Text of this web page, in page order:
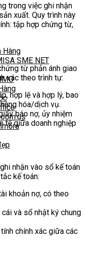
Hàng
SME NET
trong việc ghi nhận
xuất. Quy trình này
tập hợp chứng từ,
từ phản ánh giao
xác theo trình tự:
hợp lệ và hợp lý, bao
hóa/dịch vụ.
báo nợ, ủy nhiệm
tệ giữa doanh nghiệp
nhận vào sổ kế toán
kế toán:
khoản nợ, có theo
và sổ nhật ký chung
chính xác giữa các